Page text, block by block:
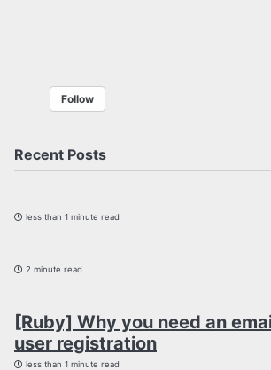
Follow
Recent Posts
less than 1 minute read
2 minute read
[Ruby] Why you need an
user registration
less than 1 minute read